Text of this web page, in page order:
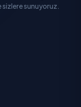
sizlere sunuyoruz.